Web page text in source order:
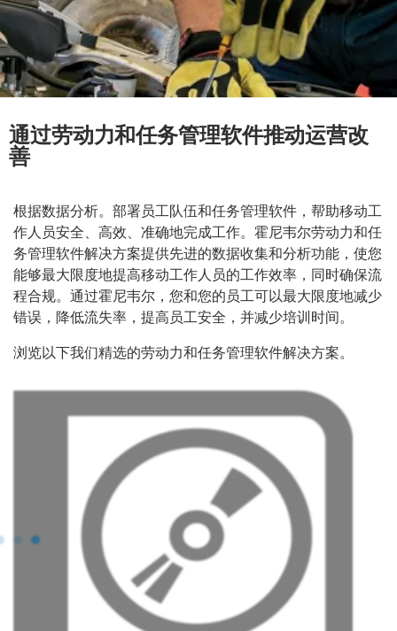
通过劳动力和任务管理软件推动运营改
善
根据数据分析。部署员工队伍和任务管理软件，帮助移动工
作人员安全、高效、准确地完成工作。霍尼韦尔劳动力和任
务管理软件解决方案提供先进的数据收集和分析功能，使您
能够最大限度地提高移动工作人员的工作效率，同时确保流
程合规。通过霍尼韦尔，您和您的员工可以最大限度地减少
错误，降低流失率，提高员工安全，并减少培训时间。
浏览以下我们精选的劳动力和任务管理软件解决方案。